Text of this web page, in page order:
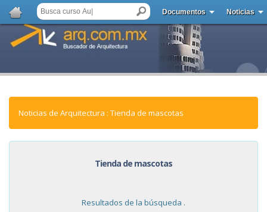
Documentos Noticias
Noticias de Arquitectura : Tienda de mascotas
Tienda de mascotas
Resultados de la búsqueda .